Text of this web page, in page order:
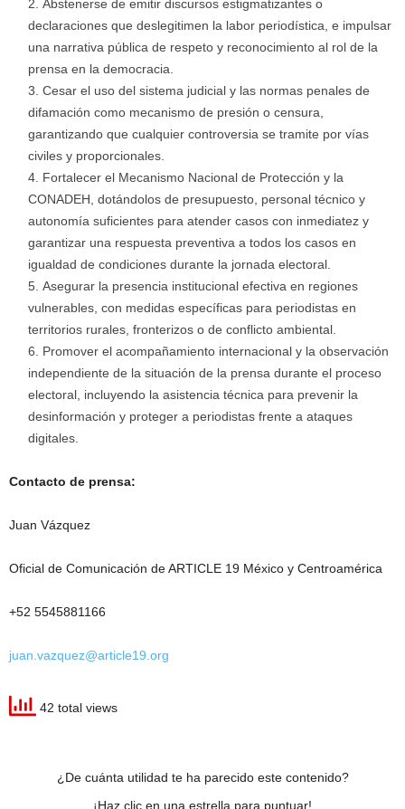
Abstenerse de emitir discursos estigmatizantes o
declaraciones que deslegitimen la labor periodística, e impulsar
una narrativa pública de respeto y reconocimiento al rol de la
prensa en la democracia.
Cesar el uso del sistema judicial y las normas penales de
difamación como mecanismo de presión o censura,
garantizando que cualquier controversia se tramite por vías
civiles y proporcionales.
Fortalecer el Mecanismo Nacional de Protección y la
CONADEH, dotándolos de presupuesto, personal técnico y
autonomía suficientes para atender casos con inmediatez y
garantizar una respuesta preventiva a todos los casos en
igualdad de condiciones durante la jornada electoral.
Asegurar la presencia institucional efectiva en regiones
vulnerables, con medidas específicas para periodistas en
territorios rurales, fronterizos o de conflicto ambiental.
Promover el acompañamiento internacional y la observación
independiente de la situación de la prensa durante el proceso
electoral, incluyendo la asistencia técnica para prevenir la
desinformación y proteger a periodistas frente a ataques
digitales.
Contacto de prensa:
Juan Vázquez
Oficial de Comunicación de ARTICLE 19 México y Centroamérica
+52 5545881166
juan.vazquez@article19.org
42 total views
¿De cuánta utilidad te ha parecido este contenido?
¡Haz clic en una estrella para puntuar!